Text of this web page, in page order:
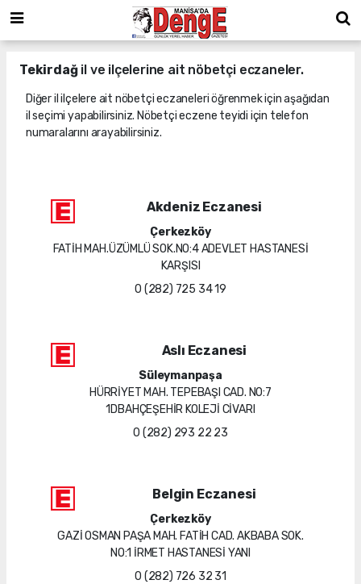
Tekirdağil ve ilçelerine ait nöbetçi eczaneler.
Diğer il ilçelere ait nöbetçi eczaneleri öğrenmek için aşağıdan
il seçimi yapabilirsiniz. Nöbetçi eczene teyidi için telefon
numaralarını arayabilirsiniz.
Akdeniz Eczanesi
Çerkezköy
FATİH MAH.ÜZÜMLÜ SOK.NO:4 ADEVLET HASTANESİ
KARŞISI
0 (282) 725 34 19
Aslı Eczanesi
Süleymanpaşa
HÜRRİYET MAH. TEPEBAŞI CAD. NO:7
1DBAHÇEŞEHİR KOLEJİ CİVARI
0 (282) 293 22 23
Belgin Eczanesi
Çerkezköy
GAZİ OSMAN PAŞA MAH. FATİH CAD. AKBABA SOK.
NO:1 İRMET HASTANESİ YANI
0 (282) 726 32 31